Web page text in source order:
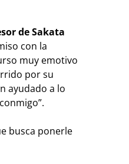
de Sakata
con la
muy emotivo
por su
ayudado a lo
busca ponerle